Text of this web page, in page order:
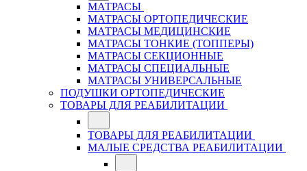
МАТРАСЫ
МАТРАСЫ ОРТОПЕДИЧЕСКИЕ
МАТРАСЫ МЕДИЦИНСКИЕ
МАТРАСЫ ТОНКИЕ (ТОППЕРЫ)
МАТРАСЫ СЕКЦИОННЫЕ
МАТРАСЫ СПЕЦИАЛЬНЫЕ
МАТРАСЫ УНИВЕРСАЛЬНЫЕ
ПОДУШКИ ОРТОПЕДИЧЕСКИЕ
ТОВАРЫ ДЛЯ РЕАБИЛИТАЦИИ
ТОВАРЫ ДЛЯ РЕАБИЛИТАЦИИ
МАЛЫЕ СРЕДСТВА РЕАБИЛИТАЦИИ